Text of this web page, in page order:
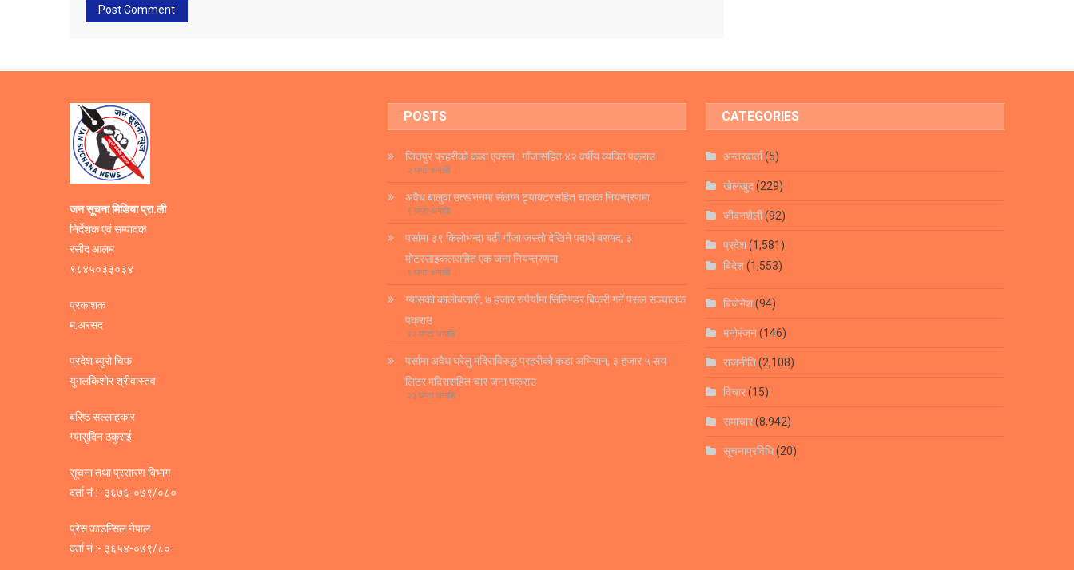
जन सूचना मिडिया प्रा.ली
निर्देशक एवं सम्पादक
रसीद आलम
९८४५०३३०३४
प्रकाशक
म.अरसद
प्रदेश ब्युरो चिफ
युगलकिशोर श्रीवास्तव
बरिष्ठ सल्लाहकार
ग्यासुदिन ठकुराई
सूचना तथा प्रसारण बिभाग
दर्ता नं :- ३६७६-०७९/०८०
प्रेस काउन्सिल नेपाल
दर्ता नं :- ३६५४-०७९/८०
POSTS
जितपुर प्रहरीको कडा एक्सन : गाँजासहित ४२ वर्षीय व्यक्ति पक्राउ
२ घण्टा अगाडि
अवैध बालुवा उत्खननमा संलग्न ट्र्याक्टरसहित चालक नियन्त्रणमा
९ घण्टा अगाडि
पर्सामा ३९ किलोभन्दा बढी गाँजा जस्तो देखिने पदार्थ बरामद, ३
मोटरसाइकलसहित एक जना नियन्त्रणमा
९ घण्टा अगाडि
ग्यासको कालोबजारी, ७ हजार रुपैयाँमा सिलिण्डर बिक्री गर्ने पसल सञ्चालक
पक्राउ
२२ घण्टा अगाडि
पर्सामा अवैध घरेलु मदिराविरुद्ध प्रहरीको कडा अभियान, ३ हजार ५ सय
लिटर मदिरासहित चार जना पक्राउ
२३ घण्टा अगाडि
CATEGORIES
अन्तरबार्ता(5)
खेलखुद(229)
जीवनशैली(92)
प्रदेश(1,581)
बिदेश(1,553)
बिजेनेश(94)
मनोरंजन(146)
राजनीति(2,108)
विचार(15)
समाचार(8,942)
सूचनाप्रविधि(20)